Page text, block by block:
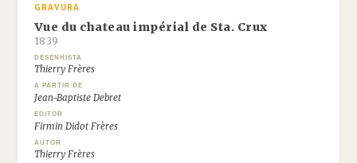
GRAVURA
Vue du chateau impérial de Sta. Crux
1839
DESENHISTA
Thierry Frères
A PARTIR DE
Jean-Baptiste Debret
EDITOR
Firmin Didot Frères
AUTOR
Thierry Frères